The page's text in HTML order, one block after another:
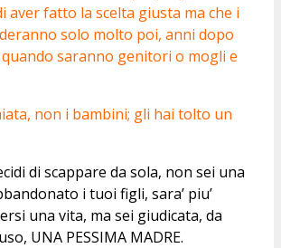
aver fatto la scelta giusta ma che i
solo molto poi, anni dopo
saranno genitori o mogli e
non i bambini; gli hai tolto un
di scappare da sola, non sei una
i tuoi figli, sara’ piu’
una vita, ma sei giudicata, da
UNA PESSIMA MADRE.